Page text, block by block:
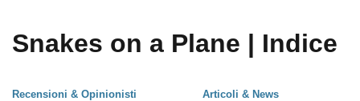
Snakes on a Plane | Indice
Recensioni & Opinionisti
Articoli & News